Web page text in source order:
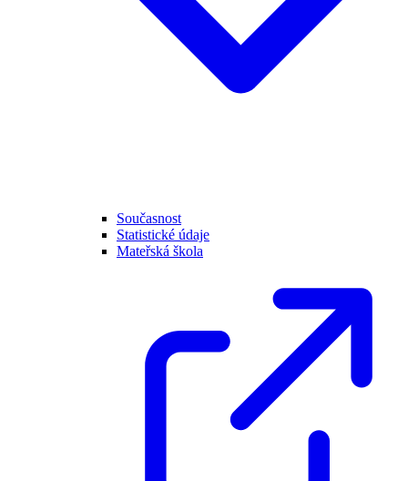
Současnost
Statistické údaje
Mateřská škola